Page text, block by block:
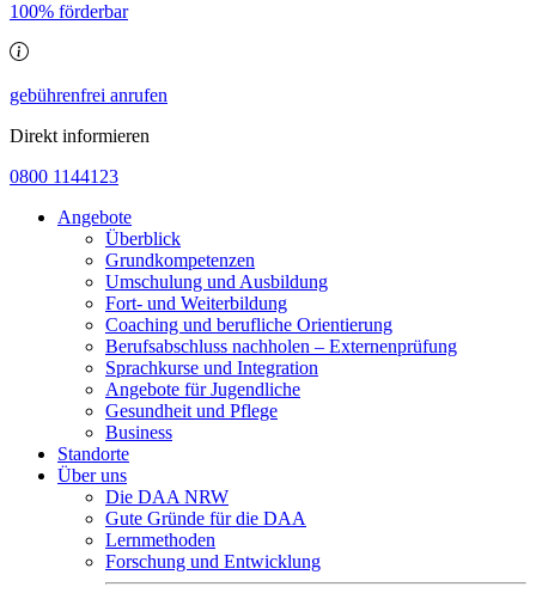
100% förderbar
gebührenfrei anrufen
Direkt informieren
0800 1144123
Angebote
Überblick
Grundkompetenzen
Umschulung und Ausbildung
Fort- und Weiterbildung
Coaching und berufliche Orientierung
Berufsabschluss nachholen – Externenprüfung
Sprachkurse und Integration
Angebote für Jugendliche
Gesundheit und Pflege
Business
Standorte
Über uns
Die DAA NRW
Gute Gründe für die DAA
Lernmethoden
Forschung und Entwicklung